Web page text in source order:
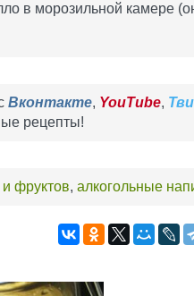
в морозильной камере
Вконтакте, YouTube,
рецепты!
и фруктов, алкогольные